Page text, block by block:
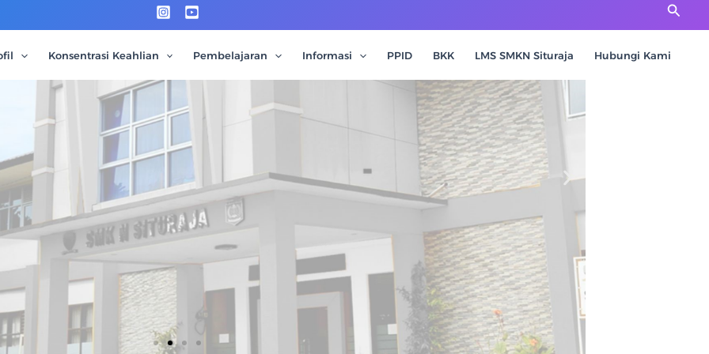
Cari
Konsentrasi Keahlian Pembelajaran Informasi PPID BKK LMS SMKN Situraja Hubungi Kami